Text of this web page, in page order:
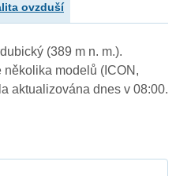
ovzduší
(389 m n. m.).
modelů (ICON,
aktualizována dnes v 08:00.